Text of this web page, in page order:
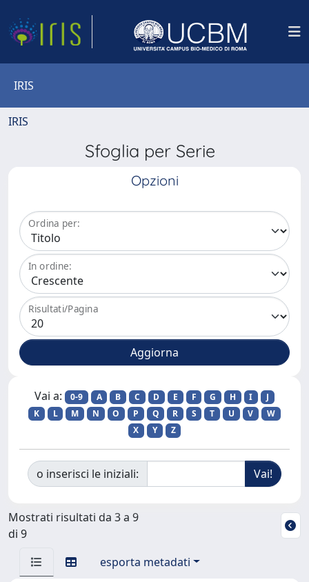
IRIS
IRIS
Sfoglia per Serie
Opzioni
Ordina per:
In ordine:
Risultati/Pagina
Vai a: 0-9 A B C D E F G H I
J
K
L M N O P Q R S T U V
W
X
Y Z
o inserisci le iniziali:
Mostrati risultati da 3 a 9
di 9
esporta metadati